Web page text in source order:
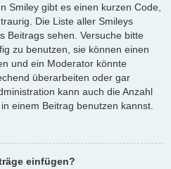
Smiley gibt es einen kurzen Code,
Die Liste aller Smileys
Beitrags sehen. Versuche bitte
zu benutzen, sie können einen
und ein Moderator könnte
überarbeiten oder gar
kann auch die Anzahl
einem Beitrag benutzen kannst.
einfügen?